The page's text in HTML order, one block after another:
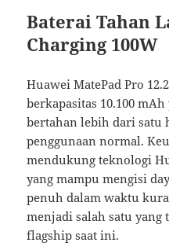
Baterai Tahan
Charging 100W
Huawei MatePad Pro
berkapasitas 10.100
bertahan lebih dari satu
penggunaan normal.
mendukung teknologi
yang mampu mengisi
penuh dalam waktu
menjadi salah satu yang
flagship saat ini.